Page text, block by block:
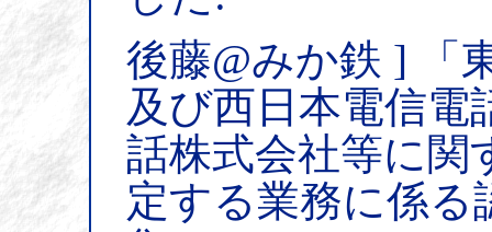
後藤@みか鉄 ] 「
及び西日本電信電
話株式会社等に関
定する業務に係る